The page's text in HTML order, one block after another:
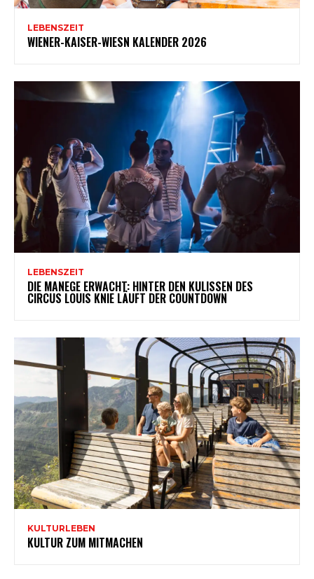
LEBENSZEIT
WIENER-KAISER-WIESN KALENDER 2026
LEBENSZEIT
DIE MANEGE ERWACHT: HINTER DEN KULISSEN DES
CIRCUS LOUIS KNIE LÄUFT DER COUNTDOWN
KULTURLEBEN
KULTUR ZUM MITMACHEN